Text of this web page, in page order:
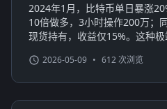
2024年1月，比特币单日暴涨
10倍做多，3小时操作200万；
现货持有，收益仅15%。这种
2026-05-09 • 612 次浏览